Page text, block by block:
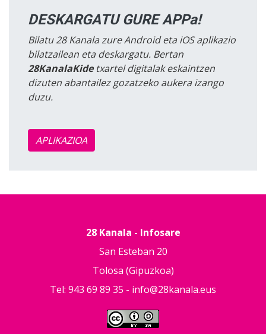
DESKARGATU GURE APPa!
Bilatu 28 Kanala zure Android eta iOS aplikazio
bilatzailean eta deskargatu. Bertan
28KanalaKidetxartel digitalak eskaintzen
dizuten abantailez gozatzeko aukera izango
duzu.
APLIKAZIOA
28 Kanala - Infosare
San Esteban 20
Tolosa (Gipuzkoa)
Tel: 943 69 89 35 - info@28kanala.eus